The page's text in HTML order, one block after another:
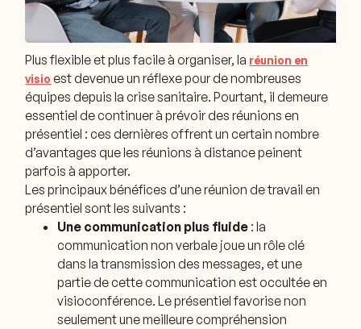
Plus flexible et plus facile à organiser, la réunion en
visio est devenue un réflexe pour de nombreuses
équipes depuis la crise sanitaire. Pourtant, il demeure
essentiel de continuer à prévoir des réunions en
présentiel : ces dernières offrent un certain nombre
d’avantages que les réunions à distance peinent
parfois à apporter.
Les principaux bénéfices d’une réunion de travail en
présentiel sont les suivants :
Une communication plus fluide : la
communication non verbale joue un rôle clé
dans la transmission des messages, et une
partie de cette communication est occultée en
visioconférence. Le présentiel favorise non
seulement une meilleure compréhension